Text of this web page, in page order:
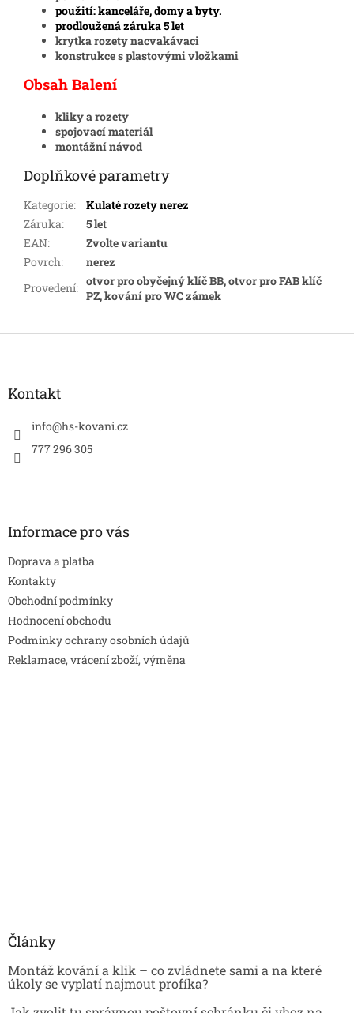
použití: kanceláře, domy a byty.
prodloužená záruka 5 let
krytka rozety nacvakávaci
konstrukce s plastovými vložkami
Obsah Balení
kliky a rozety
spojovací materiál
montážní návod
Doplňkové parametry
Kategorie:
Kulaté rozety nerez
Záruka:
5 let
EAN:
Zvolte variantu
Povrch:
nerez
Provedení: otvor pro obyčejný klíč BB, otvor pro FAB klíč
PZ, kování pro WC zámek
Kontakt
info@hs-kovani.cz
777 296 305
Informace pro vás
Doprava a platba
Kontakty
Obchodní podmínky
Hodnocení obchodu
Podmínky ochrany osobních údajů
Reklamace, vrácení zboží, výměna
Články
Montáž kování a klik – co zvládnete sami a na které
úkoly se vyplatí najmout profíka?